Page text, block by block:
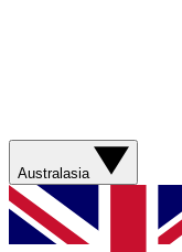
Australasia